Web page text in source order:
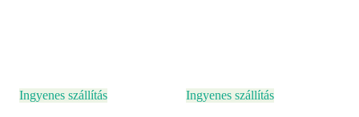
Ingyenes szállítás Ingyenes szállítás